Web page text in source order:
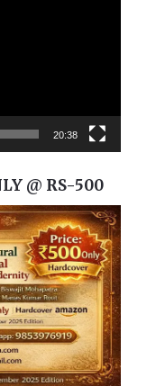
20:38
@ RS-500